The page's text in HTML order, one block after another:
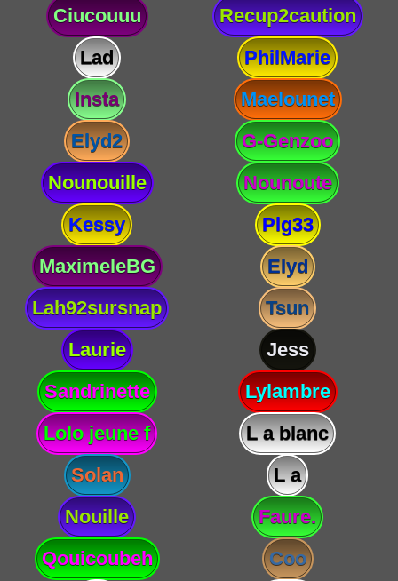
Ciucouuu
Recup2caution
Lad
PhilMarie
Insta
Maelounet
Elyd2
G-Genzoo
Nounouille
Nounoute
Kessy
Plg33
MaximeleBG
Elyd
Lah92sursnap
Tsun
Laurie
Jess
Sandrinette
Lylambre
Lolo jeune f
L a blanc
Solan
L a
Nouille
Faure.
Qouicoubeh
Coo